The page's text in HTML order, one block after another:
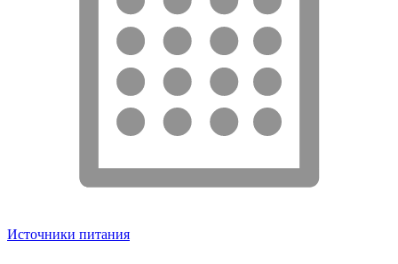
Источники питания